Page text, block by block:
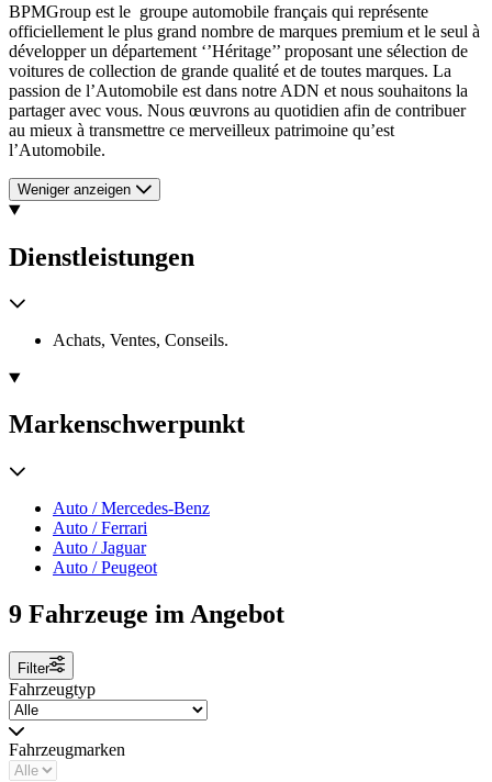
BPMGroup est le groupe automobile français qui représente
officiellement le plus grand nombre de marques premium et le seul à
développer un département ‘’Héritage’’ proposant une sélection de
voitures de collection de grande qualité et de toutes marques. La
passion de l’Automobile est dans notre ADN et nous souhaitons la
partager avec vous. Nous œuvrons au quotidien afin de contribuer
au mieux à transmettre ce merveilleux patrimoine qu’est
l’Automobile.
Weniger anzeigen
Dienstleistungen
Achats, Ventes, Conseils.
Markenschwerpunkt
Auto / Mercedes-Benz
Auto / Ferrari
Auto / Jaguar
Auto / Peugeot
9 Fahrzeuge im Angebot
Filter
Fahrzeugtyp
Fahrzeugmarken